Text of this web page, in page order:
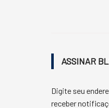
ASSINAR
Digite seu
receber